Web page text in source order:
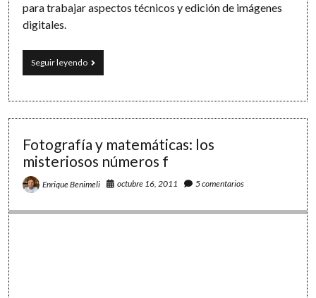
para trabajar aspectos técnicos y edición de imágenes
digitales.
Seguir leyendoReto
fotográfico:
días,
Fotografía y matemáticas: los
misteriosos números f
Enrique Benimeli octubre 16, 2011 5 comentarios